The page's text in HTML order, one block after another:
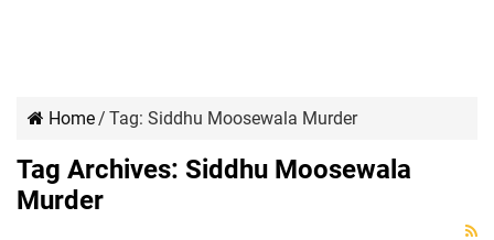
Home/ Tag: Siddhu Moosewala Murder
Tag Archives: Siddhu Moosewala
Murder